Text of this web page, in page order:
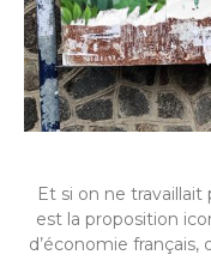
Et si on ne travaillait
est la proposition
d’économie français,